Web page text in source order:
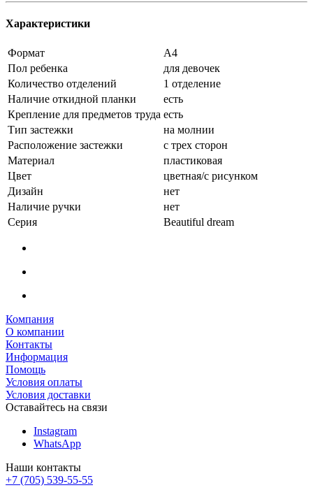
Характеристики
Формат
А4
Пол ребенка
для девочек
Количество отделений
1 отделение
Наличие откидной планки
есть
Крепление для предметов труда есть
Тип застежки
на молнии
Расположение застежки
с трех сторон
Материал
пластиковая
Цвет
цветная/с рисунком
Дизайн
нет
Наличие ручки
нет
Серия
Beautiful dream
Компания
О компании
Контакты
Информация
Помощь
Условия оплаты
Условия доставки
Оставайтесь на связи
Instagram
WhatsApp
Наши контакты
+7 (705) 539-55-55